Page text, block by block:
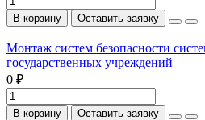
В корзину Оставить заявку
Монтаж систем безопасности
государственных учреждений
0 ₽
В корзину Оставить заявку